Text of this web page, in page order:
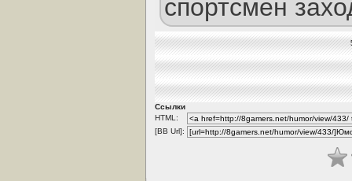
спортсмен
Ссылки
HTML:
[BB Url]: